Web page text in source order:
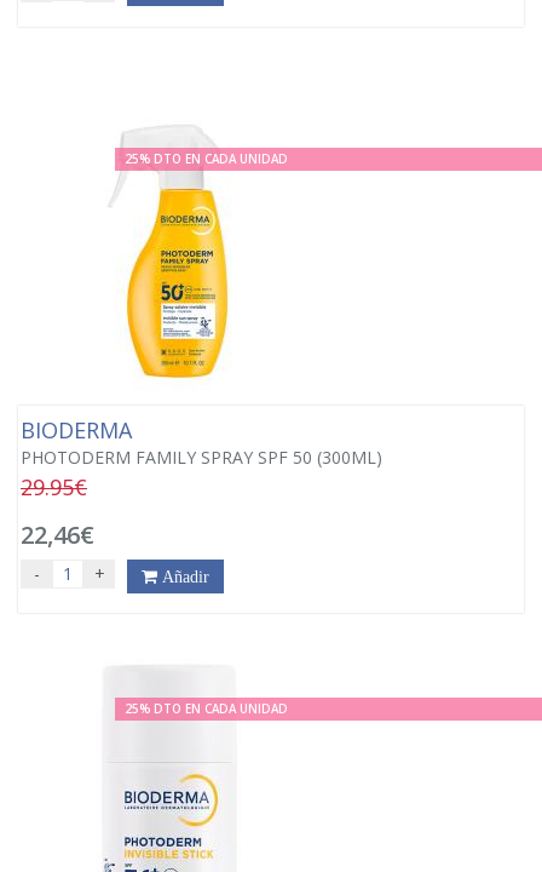
25% DTO EN CADA UNIDAD
BIODERMA
PHOTODERM FAMILY SPRAY SPF 50 (300ML)
29.95€
22,46€
- + Añadir
25% DTO EN CADA UNIDAD